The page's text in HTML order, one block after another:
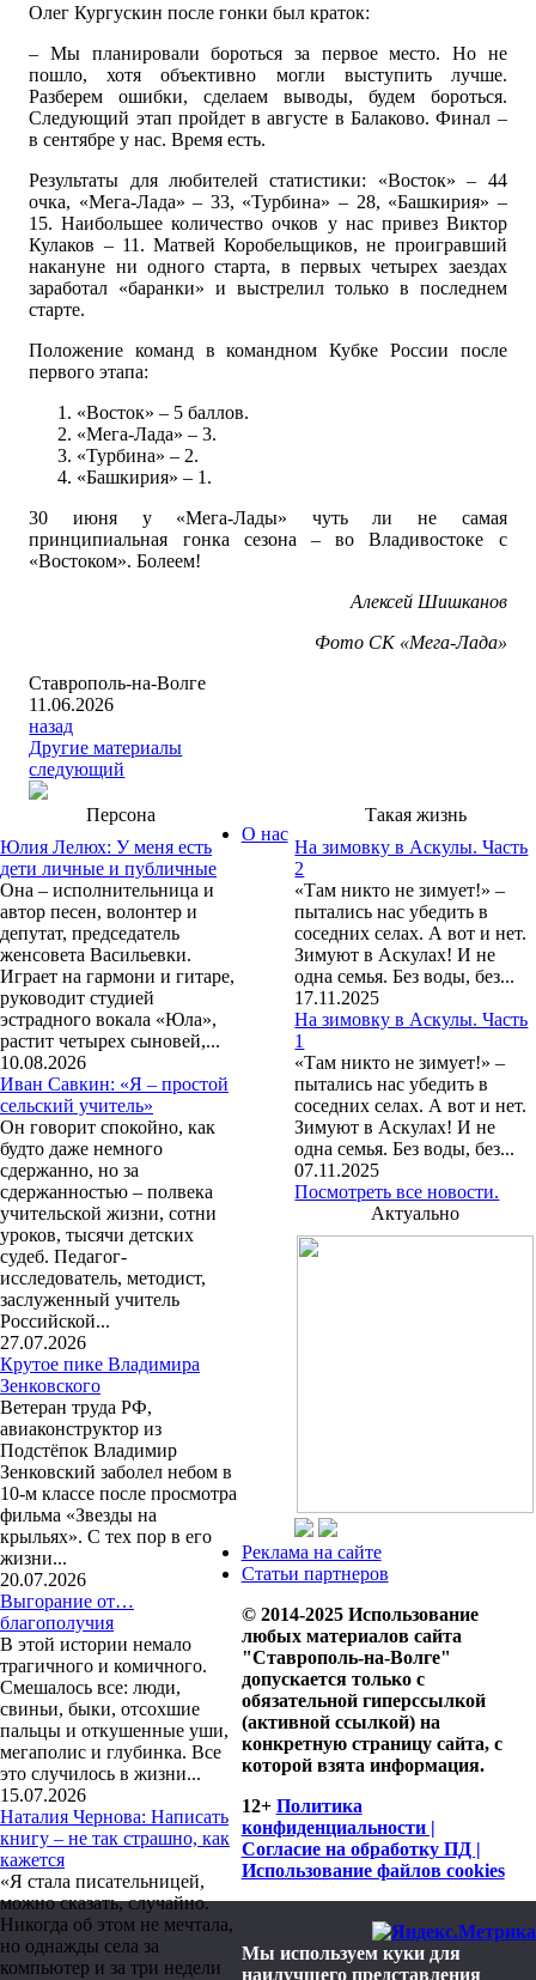
Олег Кургускин после гонки был краток:
– Мы планировали бороться за первое место. Но не
пошло, хотя объективно могли выступить лучше.
Разберем ошибки, сделаем выводы, будем бороться.
Следующий этап пройдет в августе в Балаково. Финал –
в сентябре у нас. Время есть.
Результаты для любителей статистики: «Восток» – 44
очка, «Мега-Лада» – 33, «Турбина» – 28, «Башкирия» –
15. Наибольшее количество очков у нас привез Виктор
Кулаков – 11. Матвей Коробельщиков, не проигравший
накануне ни одного старта, в первых четырех заездах
заработал «баранки» и выстрелил только в последнем
старте.
Положение команд в командном Кубке России после
первого этапа:
«Восток» – 5 баллов.
«Мега-Лада» – 3.
«Турбина» – 2.
«Башкирия» – 1.
30 июня у «Мега-Лады» чуть ли не самая
принципиальная гонка сезона – во Владивостоке с
«Востоком». Болеем!
Алексей Шишканов
Фото СК «Мега-Лада»
Ставрополь-на-Волге
11.06.2026
назад
Другие материалы
следующий
Персона
Юлия Лелюх: У меня есть
дети личные и публичные
Она – исполнительница и
автор песен, волонтер и
депутат, председатель
женсовета Васильевки.
Играет на гармони и гитаре,
руководит студией
эстрадного вокала «Юла»,
растит четырех сыновей,...
10.08.2026
Иван Савкин: «Я – простой
сельский учитель»
Он говорит спокойно, как
будто даже немного
сдержанно, но за
сдержанностью – полвека
учительской жизни, сотни
уроков, тысячи детских
судеб. Педагог-
исследователь, методист,
заслуженный учитель
Российской...
27.07.2026
Крутое пике Владимира
Зенковского
Ветеран труда РФ,
авиаконструктор из
Подстёпок Владимир
Зенковский заболел небом в
10-м классе после просмотра
фильма «Звезды на
крыльях». С тех пор в его
жизни...
20.07.2026
Выгорание от…
благополучия
В этой истории немало
трагичного и комичного.
Смешалось все: люди,
свиньи, быки, отсохшие
пальцы и откушенные уши,
мегаполис и глубинка. Все
это случилось в жизни...
15.07.2026
Наталия Чернова: Написать
книгу – не так страшно, как
кажется
«Я стала писательницей,
можно сказать, случайно.
Никогда об этом не мечтала,
но однажды села за
компьютер и за три недели
Такая жизнь
На зимовку в Аскулы. Часть
2
«Там никто не зимует!» –
пытались нас убедить в
соседних селах. А вот и нет.
Зимуют в Аскулах! И не
одна семья. Без воды, без...
17.11.2025
На зимовку в Аскулы. Часть
1
«Там никто не зимует!» –
пытались нас убедить в
соседних селах. А вот и нет.
Зимуют в Аскулах! И не
одна семья. Без воды, без...
07.11.2025
Посмотреть все новости.
Актуально
О нас
Реклама на сайте
Статьи партнеров
© 2014-2025 Использование
любых материалов сайта
"Ставрополь-на-Волге"
допускается только с
обязательной гиперссылкой
(активной ссылкой) на
конкретную страницу сайта, с
которой взята информация.
12+ Политика
конфиденциальности |
Согласие на обработку ПД |
Использование файлов cookies
Мы используем куки для
наилучшего представления